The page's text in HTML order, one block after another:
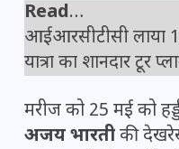
Read…
आईआरसीटीसी लाया
यात्रा का शानदार टूर
मरीज को 25 मई को
अजय भारतीकी